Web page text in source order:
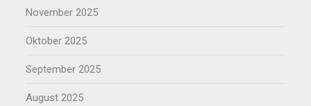
November 2025
Oktober 2025
September 2025
August 2025